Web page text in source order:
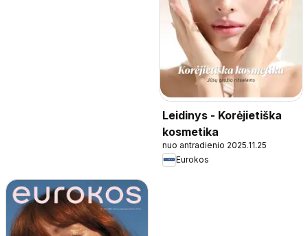
Leidinys - Korėjietiška
kosmetika
nuo antradienio 2025.11.25
Eurokos